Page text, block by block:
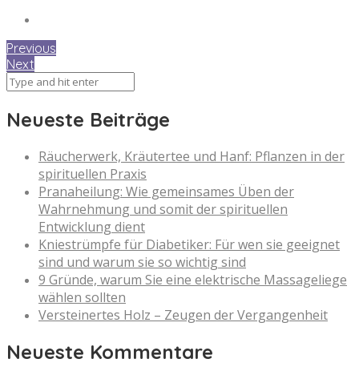
Previous
Next
Neueste Beiträge
Räucherwerk, Kräutertee und Hanf: Pflanzen in der
spirituellen Praxis
Pranaheilung: Wie gemeinsames Üben der
Wahrnehmung und somit der spirituellen
Entwicklung dient
Kniestrümpfe für Diabetiker: Für wen sie geeignet
sind und warum sie so wichtig sind
9 Gründe, warum Sie eine elektrische Massageliege
wählen sollten
Versteinertes Holz – Zeugen der Vergangenheit
Neueste Kommentare